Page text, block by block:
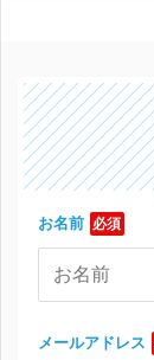
お名前 必須
メールアドレス